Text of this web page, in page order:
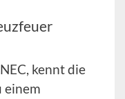
kennt die
einem